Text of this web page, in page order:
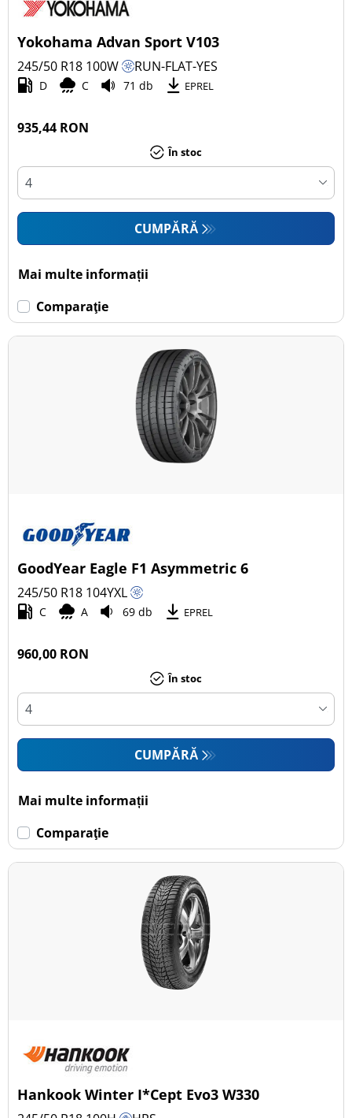
Yokohama Advan Sport V103
245/50 R18 100W RUN-FLAT-YES
D C 71 db EPREL
935,44 RON
În stoc
CUMPĂRĂ
Mai multe informații
Comparaţie
GoodYear Eagle F1 Asymmetric 6
245/50 R18 104YXL
C A 69 db EPREL
960,00 RON
În stoc
CUMPĂRĂ
Mai multe informații
Comparaţie
Hankook Winter I*Cept Evo3 W330